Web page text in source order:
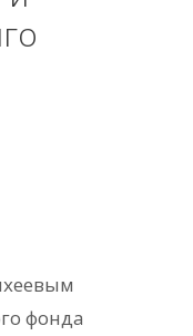
фонда